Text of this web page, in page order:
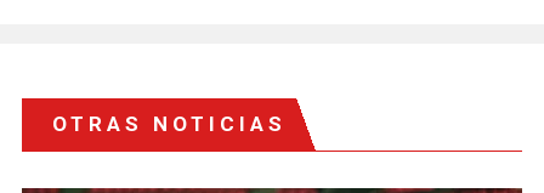
OTRAS NOTICIAS